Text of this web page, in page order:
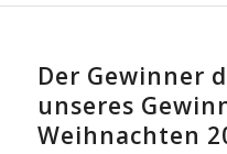
Der Gewinner
unseres
Weihnachten